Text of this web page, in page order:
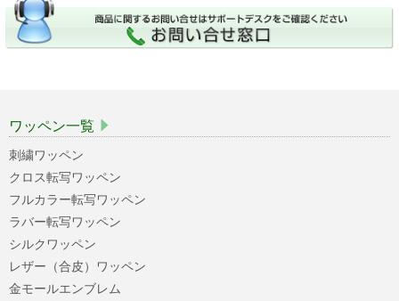
ワッペン一覧
刺繍ワッペン
クロス転写ワッペン
フルカラー転写ワッペン
ラバー転写ワッペン
シルクワッペン
レザー（合皮）ワッペン
金モールエンブレム